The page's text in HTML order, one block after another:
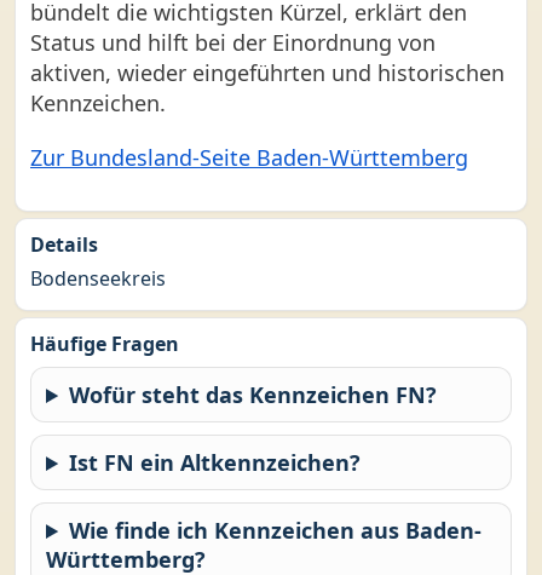
bündelt die wichtigsten Kürzel, erklärt den
Status und hilft bei der Einordnung von
aktiven, wieder eingeführten und historischen
Kennzeichen.
Zur Bundesland-Seite Baden-Württemberg
Details
Bodenseekreis
Häufige Fragen
Wofür steht das Kennzeichen FN?
Ist FN ein Altkennzeichen?
Wie finde ich Kennzeichen aus Baden-
Württemberg?